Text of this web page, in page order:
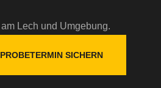
PROBETERMIN SICHERN